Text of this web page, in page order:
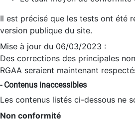
Il est précisé que les tests ont été
version publique du site.
Mise à jour du 06/03/2023 :
Des corrections des principales
RGAA seraient maintenant
- Contenus inaccessibles
Les contenus listés ci-dessous ne
Non conformité